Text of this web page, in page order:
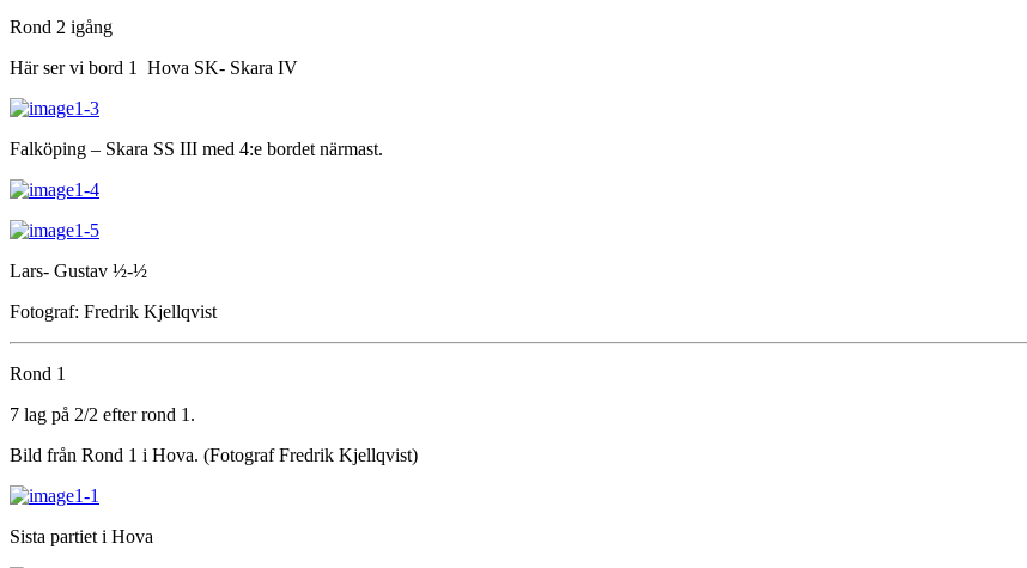
Rond 2 igång
Här ser vi bord 1 Hova SK- Skara IV
Falköping – Skara SS III med 4:e bordet närmast.
Lars- Gustav ½-½
Fotograf: Fredrik Kjellqvist
Rond 1
7 lag på 2/2 efter rond 1.
Bild från Rond 1 i Hova. (Fotograf Fredrik Kjellqvist)
Sista partiet i Hova